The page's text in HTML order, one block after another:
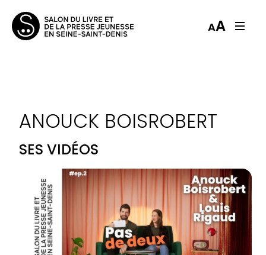
AA
ANOUCK BOISROBERT
SES VIDÉOS